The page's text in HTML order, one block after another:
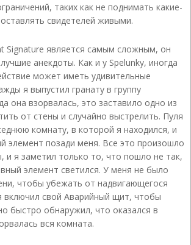
таких как не поднимать какие-
свидетелей живыми.
Signature является самым сложным, он
анекдоты. Как и у Spelunky, иногда
может иметь удивительные
я выпустил гранату в группу
она взорвалась, это заставило одно из
от стены и случайно выстрелить. Пуля
комнату, в которой я находился, и
элемент позади меня. Все это произошло
и я заметил только то, что пошло не так,
элемент светился. У меня не было
чтобы убежать от надвигающегося
включил свой Аварийный щит, чтобы
быстро обнаружил, что оказался в
вся комната.